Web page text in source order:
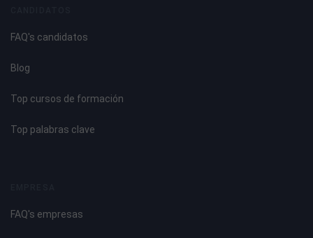
FAQ's candidatos
Blog
Top cursos de formación
Top palabras clave
FAQ's empresas